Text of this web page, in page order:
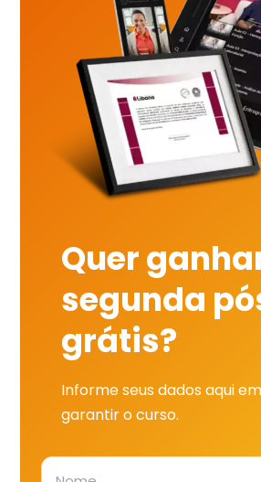
Quer
segunda
grátis?
Informe seus dados aqui
garantir o curso.